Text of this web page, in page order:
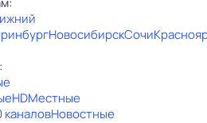
НовосибирскСочи
HDМестные
каналовНовостные